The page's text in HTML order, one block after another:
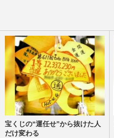
宝くじの“運任せ”から抜けた人
だけ変わる